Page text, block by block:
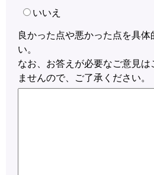
いいえ
良かった点や悪かった点を具体
い。
なお、お答えが必要なご意見は
ませんので、ご了承ください。